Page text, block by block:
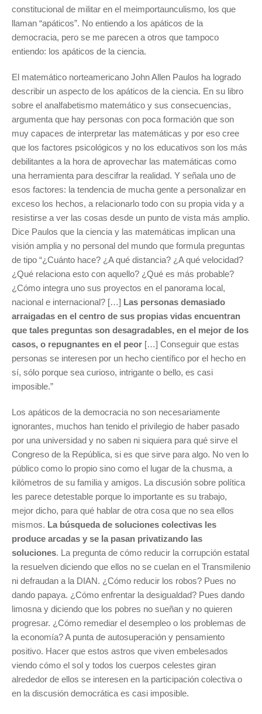
constitucional de militar en el meimportaunculismo, los que
llaman “apáticos”. No entiendo a los apáticos de la
democracia, pero se me parecen a otros que tampoco
entiendo: los apáticos de la ciencia.
El matemático norteamericano John Allen Paulos ha logrado
describir un aspecto de los apáticos de la ciencia. En su libro
sobre el analfabetismo matemático y sus consecuencias,
argumenta que hay personas con poca formación que son
muy capaces de interpretar las matemáticas y por eso cree
que los factores psicológicos y no los educativos son los más
debilitantes a la hora de aprovechar las matemáticas como
una herramienta para descifrar la realidad. Y señala uno de
esos factores: la tendencia de mucha gente a personalizar en
exceso los hechos, a relacionarlo todo con su propia vida y a
resistirse a ver las cosas desde un punto de vista más amplio.
Dice Paulos que la ciencia y las matemáticas implican una
visión amplia y no personal del mundo que formula preguntas
de tipo “¿Cuánto hace? ¿A qué distancia? ¿A qué velocidad?
¿Qué relaciona esto con aquello? ¿Qué es más probable?
¿Cómo integra uno sus proyectos en el panorama local,
nacional e internacional? […] Las personas demasiado
arraigadas en el centro de sus propias vidas encuentran
que tales preguntas son desagradables, en el mejor de los
casos, o repugnantes en el peor […] Conseguir que estas
personas se interesen por un hecho científico por el hecho en
sí, sólo porque sea curioso, intrigante o bello, es casi
imposible.”
Los apáticos de la democracia no son necesariamente
ignorantes, muchos han tenido el privilegio de haber pasado
por una universidad y no saben ni siquiera para qué sirve el
Congreso de la República, si es que sirve para algo. No ven lo
público como lo propio sino como el lugar de la chusma, a
kilómetros de su familia y amigos. La discusión sobre política
les parece detestable porque lo importante es su trabajo,
mejor dicho, para qué hablar de otra cosa que no sea ellos
mismos. La búsqueda de soluciones colectivas les
produce arcadas y se la pasan privatizando las
soluciones. La pregunta de cómo reducir la corrupción estatal
la resuelven diciendo que ellos no se cuelan en el Transmilenio
ni defraudan a la DIAN. ¿Cómo reducir los robos? Pues no
dando papaya. ¿Cómo enfrentar la desigualdad? Pues dando
limosna y diciendo que los pobres no sueñan y no quieren
progresar. ¿Cómo remediar el desempleo o los problemas de
la economía? A punta de autosuperación y pensamiento
positivo. Hacer que estos astros que viven embelesados
viendo cómo el sol y todos los cuerpos celestes giran
alrededor de ellos se interesen en la participación colectiva o
en la discusión democrática es casi imposible.